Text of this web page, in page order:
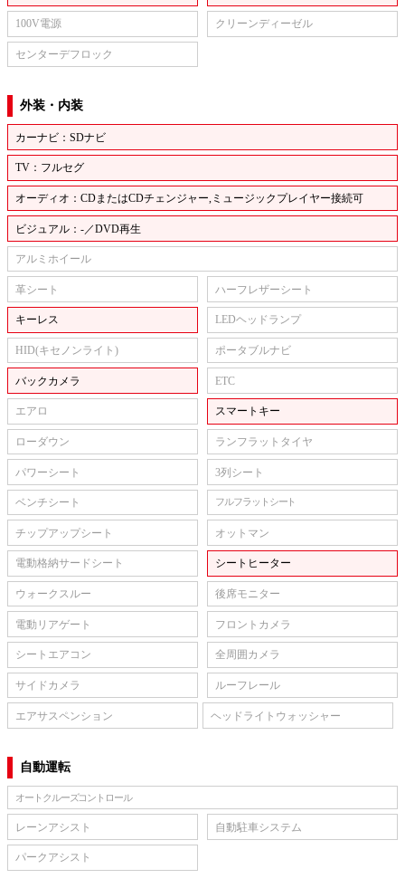
100V電源 クリーンディーゼル
センターデフロック
外装・内装
カーナビ：SDナビ
TV：フルセグ
オーディオ：CDまたはCDチェンジャー,ミュージックプレイヤー接続可
ビジュアル：-／DVD再生
アルミホイール
革シート ハーフレザーシート
キーレス LEDヘッドランプ
HID(キセノンライト) ポータブルナビ
バックカメラ ETC
エアロ スマートキー
ローダウン ランフラットタイヤ
パワーシート 3列シート
ベンチシート フルフラットシート
チップアップシート オットマン
電動格納サードシート シートヒーター
ウォークスルー 後席モニター
電動リアゲート フロントカメラ
シートエアコン 全周囲カメラ
サイドカメラ ルーフレール
エアサスペンション ヘッドライトウォッシャー
自動運転
オートクルーズコントロール
レーンアシスト 自動駐車システム
パークアシスト